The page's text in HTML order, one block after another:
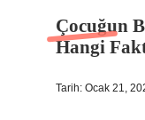
Çocuğun
Hangi
Tarih: Ocak 21,